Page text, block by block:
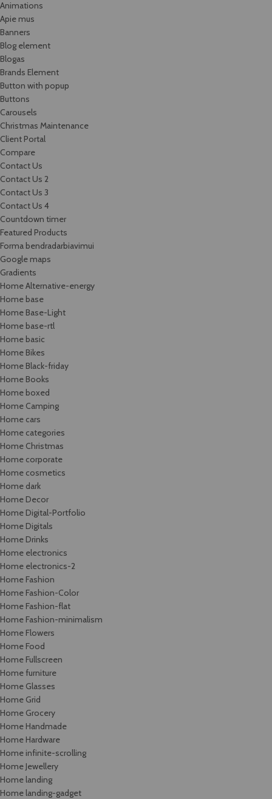
Animations
Apie mus
Banners
Blog element
Blogas
Brands Element
Button with popup
Buttons
Carousels
Christmas Maintenance
Client Portal
Compare
Contact Us
Contact Us 2
Contact Us 3
Contact Us 4
Countdown timer
Featured Products
Forma bendradarbiavimui
Google maps
Gradients
Home Alternative-energy
Home base
Home Base-Light
Home base-rtl
Home basic
Home Bikes
Home Black-friday
Home Books
Home boxed
Home Camping
Home cars
Home categories
Home Christmas
Home corporate
Home cosmetics
Home dark
Home Decor
Home Digital-Portfolio
Home Digitals
Home Drinks
Home electronics
Home electronics-2
Home Fashion
Home Fashion-Color
Home Fashion-flat
Home Fashion-minimalism
Home Flowers
Home Food
Home Fullscreen
Home furniture
Home Glasses
Home Grid
Home Grocery
Home Handmade
Home Hardware
Home infinite-scrolling
Home Jewellery
Home landing
Home landing-gadget